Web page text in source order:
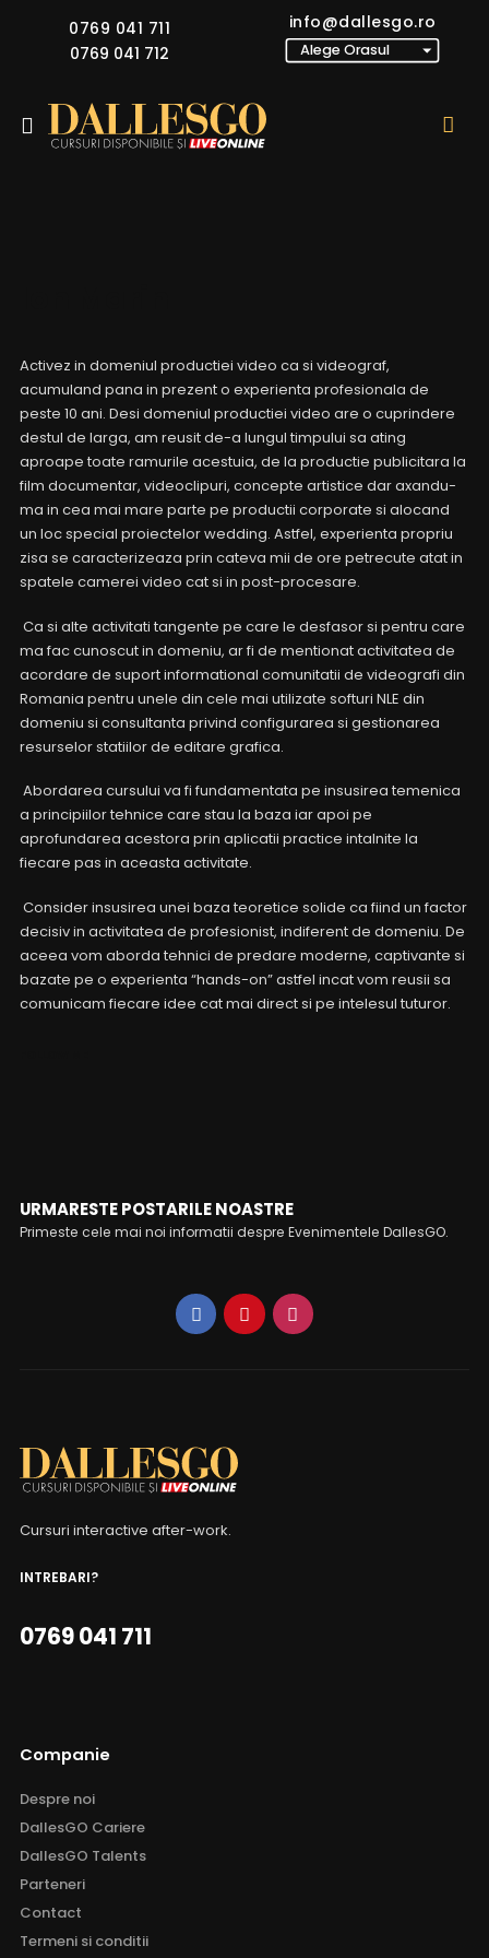
0769 041 711
0769 041 712
info@dallesgo.ro
Activez in domeniul productiei video ca si videograf,
acumuland pana in prezent o experienta profesionala de
peste 10 ani. Desi domeniul productiei video are o cuprindere
destul de larga, am reusit de-a lungul timpului sa ating
aproape toate ramurile acestuia, de la productie publicitara la
film documentar, videoclipuri, concepte artistice dar axandu-
ma in cea mai mare parte pe productii corporate si alocand
un loc special proiectelor wedding. Astfel, experienta propriu
zisa se caracterizeaza prin cateva mii de ore petrecute atat in
spatele camerei video cat si in post-procesare.
Ca si alte activitati tangente pe care le desfasor si pentru care
ma fac cunoscut in domeniu, ar fi de mentionat activitatea de
acordare de suport informational comunitatii de videografi din
Romania pentru unele din cele mai utilizate softuri NLE din
domeniu si consultanta privind configurarea si gestionarea
resurselor statiilor de editare grafica.
Abordarea cursului va fi fundamentata pe insusirea temenica
a principiilor tehnice care stau la baza iar apoi pe
aprofundarea acestora prin aplicatii practice intalnite la
fiecare pas in aceasta activitate.
Consider insusirea unei baza teoretice solide ca fiind un factor
decisiv in activitatea de profesionist, indiferent de domeniu. De
aceea vom aborda tehnici de predare moderne, captivante si
bazate pe o experienta “hands-on” astfel incat vom reusii sa
comunicam fiecare idee cat mai direct si pe intelesul tuturor.
URMARESTE POSTARILE NOASTRE
Primeste cele mai noi informatii despre Evenimentele DallesGO.
Cursuri interactive after-work.
INTREBARI?
0769 041 711
Companie
Despre noi
DallesGO Cariere
DallesGO Talents
Parteneri
Contact
Termeni si conditii